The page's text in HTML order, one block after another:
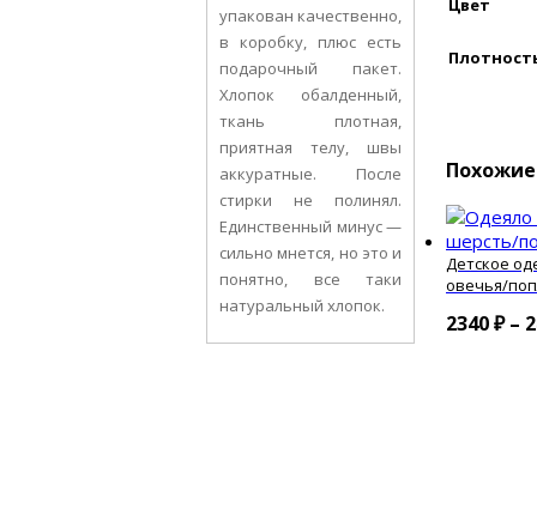
упакован качественно,
в коробку, плюс есть
подарочный пакет.
Хлопок обалденный,
ткань плотная,
приятная телу, швы
аккуратные. После
стирки не полинял.
Единственный минус —
сильно мнется, но это и
понятно, все таки
натуральный хлопок.
Цвет
Похожие
Детское
овечья/
2340₽ –